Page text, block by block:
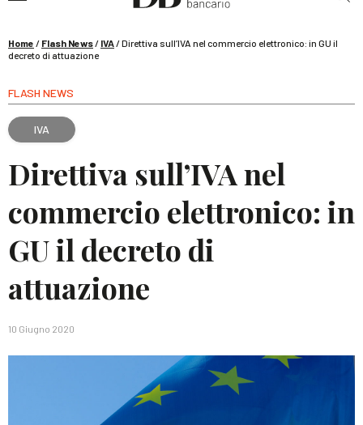
La governance dell’Intelligenza Artificiale
Home / Flash News/ IVA/Direttiva sull’IVA nel commercio elettronico: in GU il
decreto di attuazione
FLASH NEWS
IVA
Direttiva sull’IVA nel
commercio elettronico: in
GU il decreto di
attuazione
10 Giugno 2020